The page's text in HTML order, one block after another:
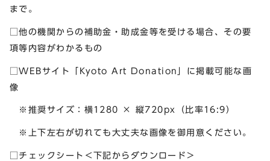
まで。
□他の機関からの補助金・助成金等を受ける場合、その要
項等内容がわかるもの
□WEBサイト「Kyoto Art Donation」に掲載可能な画
像
※推奨サイズ：横1280 × 縦720px（比率16:9）
※上下左右が切れても大丈夫な画像を御用意ください。
□チェックシート＜下記からダウンロード＞